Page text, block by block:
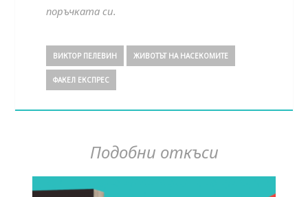
поръчката си.
ВИКТОР ПЕЛЕВИН ЖИВОТЪТ НА НАСЕКОМИТЕ
ФАКЕЛ ЕКСПРЕС
Подобни откъси